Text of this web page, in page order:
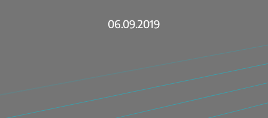
06.09.2019